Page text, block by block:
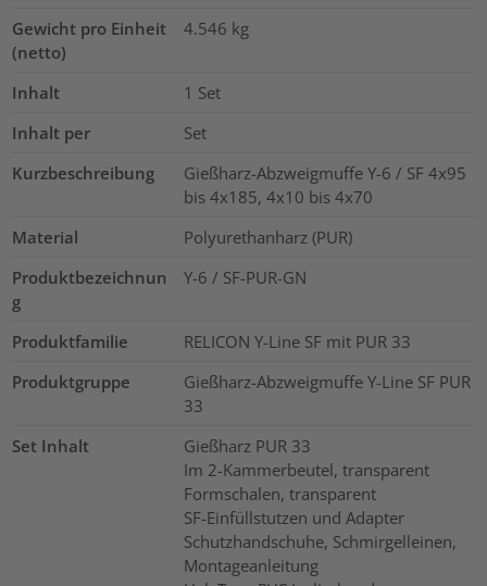
Gewicht pro Einheit
(netto)
4.546 kg
Inhalt 1 Set
Inhalt per
Set
Kurzbeschreibung
Gießharz-Abzweigmuffe Y-6 / SF 4x95
bis 4x185, 4x10 bis 4x70
Material
Polyurethanharz (PUR)
Produktbezeichnun
g
Y-6 / SF-PUR-GN
Produktfamilie
RELICON Y-Line SF mit PUR 33
Produktgruppe
Gießharz-Abzweigmuffe Y-Line SF PUR
33
Set Inhalt
Gießharz PUR 33
Im 2-Kammerbeutel, transparent
Formschalen, transparent
SF-Einfüllstutzen und Adapter
Schutzhandschuhe, Schmirgelleinen,
Montageanleitung